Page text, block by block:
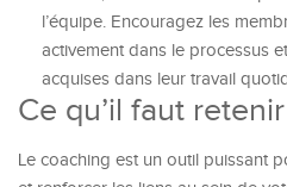
l’équipe. Encouragez les
activement dans le processus
acquises dans leur travail
Ce qu’il faut retenir
Le coaching est un outil puissant